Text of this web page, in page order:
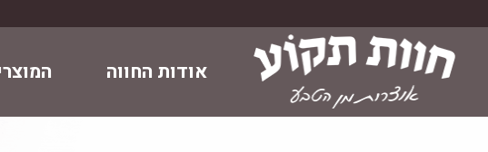
content
אודות החווה